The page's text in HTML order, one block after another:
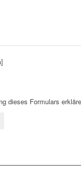
dieses Formulars